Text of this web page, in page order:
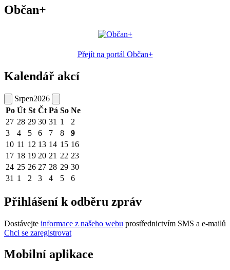
Občan+
Přejít na portál Občan+
Kalendář akcí
Srpen2026
Po Út St Čt Pá So Ne
27 28 29 30 31 1
2
3
4 5 6 7 8
9
10 11 12 13 14 15 16
17 18 19 20 21 22 23
24 25 26 27 28 29 30
31 1 2 3 4 5 6
Přihlášení k odběru zpráv
Dostávejte informace z našeho webu prostřednictvím SMS a e-mailů
Chci se zaregistrovat
Mobilní aplikace